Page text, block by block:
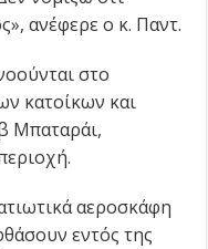
ανέφερε ο κ. Παντ.
στο
κατοίκων και
Μπαταράι,
αεροσκάφη
εντός της